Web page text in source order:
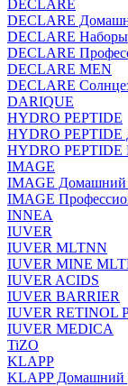
DECLARE
DECLARE
DECLARE Наборы
DECLARE
DECLARE MEN
DECLARE
DARIQUE
HYDRO PEPTIDE
HYDRO PEPTIDE
HYDRO PEPTIDE
IMAGE
IMAGE Домашний
IMAGE
INNEA
IUVER
IUVER MLTNN
IUVER MINE
IUVER ACIDS
IUVER BARRIER
IUVER RETINOL
IUVER MEDICA
TiZO
KLAPP
KLAPP Домашний